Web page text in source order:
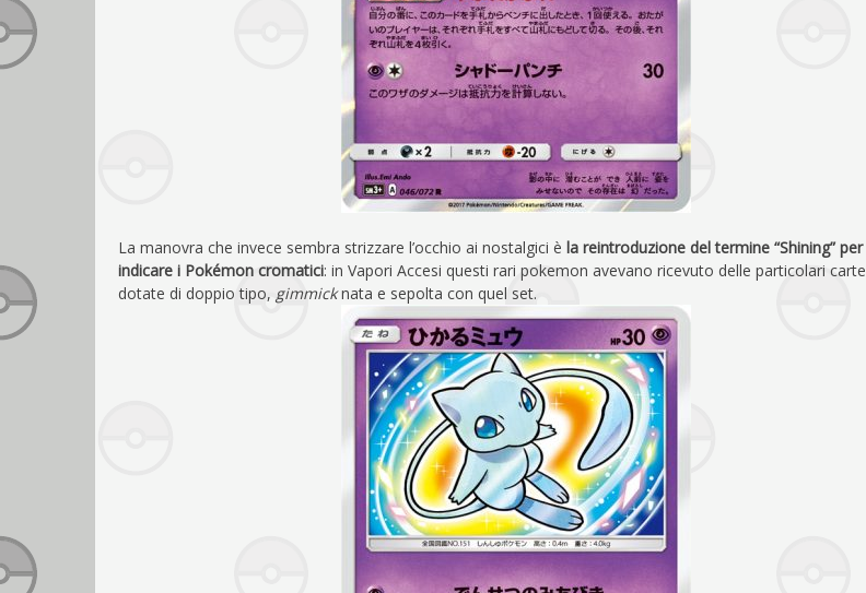
La manovra che invece sembra strizzare l’occhio ai nostalgici è la reintroduzione del termine “Shining” per
indicare i Pokémon cromatici: in Vapori Accesi questi rari pokemon avevano ricevuto delle particolari carte
dotate di doppio tipo, gimmicknata e sepolta con quel set.